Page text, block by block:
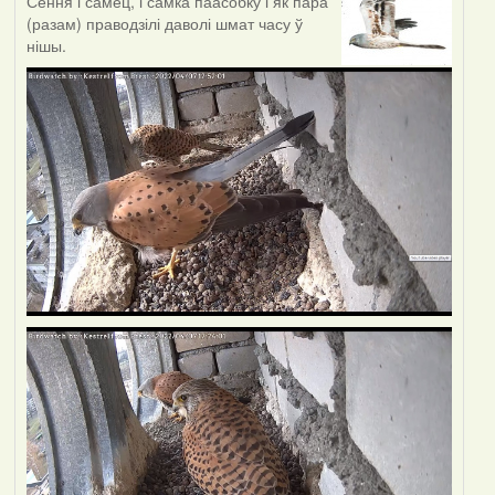
(разам) праводзілі даволі шмат часу ў
нішы.